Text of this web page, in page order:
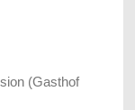
(Gasthof